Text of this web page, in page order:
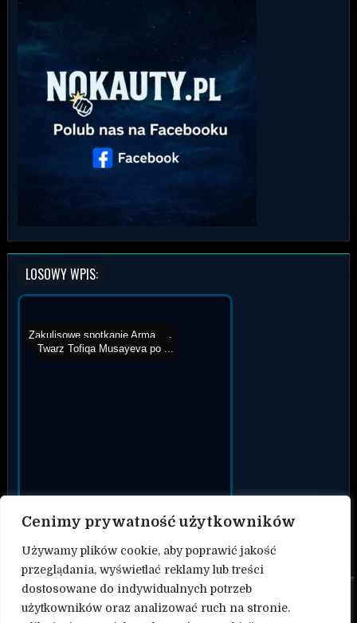
Cenimy prywatność użytkowników
Używamy plików cookie, aby poprawić jakość
przeglądania, wyświetlać reklamy lub treści
dostosowane do indywidualnych potrzeb
użytkowników oraz analizować ruch na stronie.
LOSOWY WPIS:
Artur Gwóźdź po gali O...
Yaroslav Amosov vs Neil M...
Zakulisowe spotkanie Arma...
Twarz Tofiqa Musayeva po ...